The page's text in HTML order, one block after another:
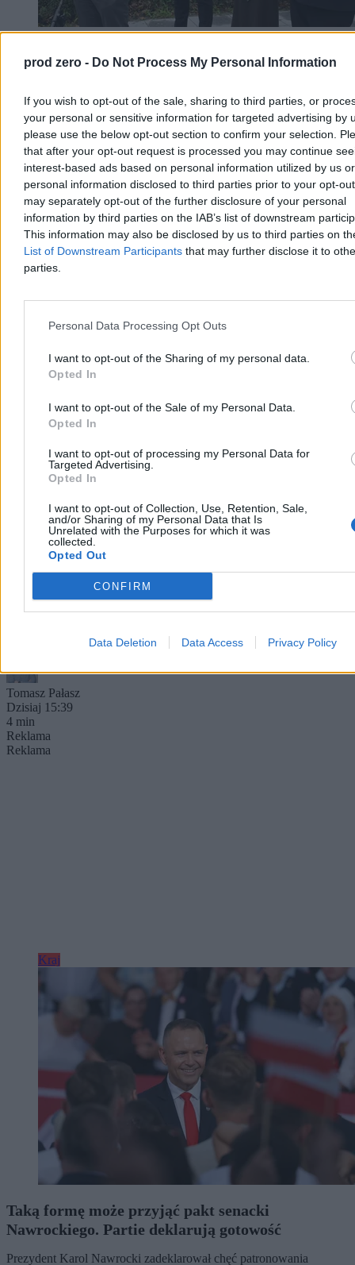
prod zero - Do Not Process My Personal Information
If you wish to opt-out of the sale, sharing to third parties, or
your personal or sensitive information for targeted advertising by
please use the below opt-out section to confirm your selection.
that after your opt-out request is processed you may continue
interest-based ads based on personal information utilized by us or
personal information disclosed to third parties prior to your opt-
may separately opt-out of the further disclosure of your personal
information by third parties on the IAB’s list of downstream
This information may also be disclosed by us to third parties on
List of Downstream Participants that may further disclose it to
parties.
Personal Data Processing Opt Outs
I want to opt-out of the Sharing of my personal data.
Opted In
I want to opt-out of the Sale of my Personal Data.
Opted In
I want to opt-out of processing my Personal Data for
Targeted Advertising.
Opted In
I want to opt-out of Collection, Use, Retention, Sale,
and/or Sharing of my Personal Data that Is
Unrelated with the Purposes for which it was
collected.
Opted Out
CONFIRM
Data Deletion Data Access Privacy Policy
mówi o ponad 3 tysiącach
Politycy klubu Rozwój Plus przedstawili propozycje mające
zatrzymać kryzys demograficzny w Polsce. Wśród pomysłów
znalazły się pensja rodzicielska dla opiekunów małych dzieci oraz
emerytalna składka rodzinna, która ma rekompensować rodzicom
niższe świadczenia emerytalne wynikające z macierzyństwa.
Tomasz Pałasz
Dzisiaj 17:23
4 min
Kraj
Kierowca autobusu przyszedł do pracy w
spódnicy. ZTM go ukarał
Pan Darek, 50-letni kierowca warszawskiego autobusu, w upalny
dzień założył do pracy spódnicę zamiast regulaminowych spodni.
Pasażerowie warszawskiej linii 213 kibicowali mu i gratulowali
odwagi. Inaczej zareagował ZTM – po kontroli inspektorów
Tomasz Pałasz
Dzisiaj 15:39
4 min
Reklama
Reklama
Kraj
Taką formę może przyjąć pakt senacki
Nawrockiego. Partie deklarują gotowość
Prezydent Karol Nawrocki zadeklarował chęć patronowania